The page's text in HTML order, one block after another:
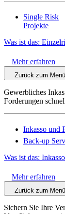
Single Risk
Projekte
Was ist das:
Mehr erfahren
Zurück zum Menü
Gewerbliches
Forderungen
Inkasso und
Back-up
Was ist das: Inkasso
Mehr erfahren
Zurück zum Menü
Sichern Sie Ihre